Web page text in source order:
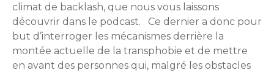
climat de backlash, que nous vous laissons
découvrir dans le podcast. Ce dernier a donc pour
but d’interroger les mécanismes derrière la
montée actuelle de la transphobie et de mettre
en avant des personnes qui, malgré les obstacles